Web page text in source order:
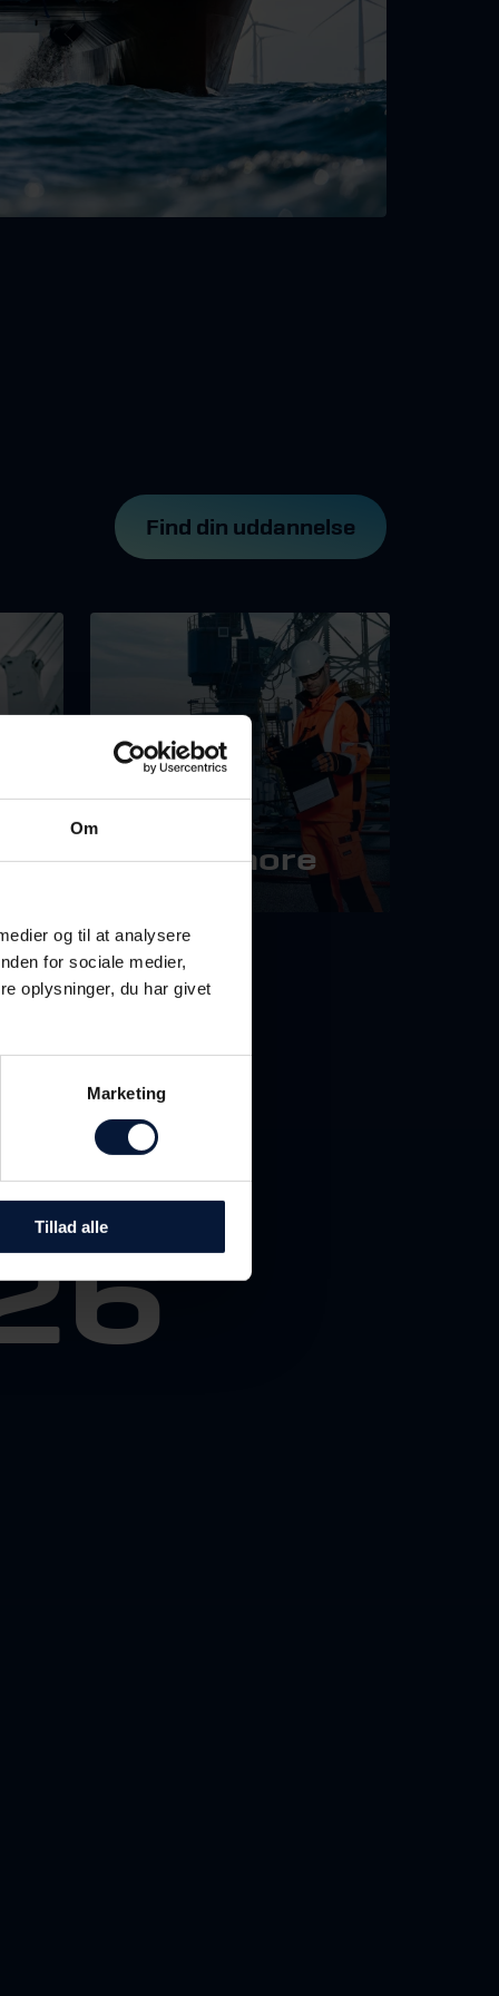
Om
og til at analysere
for sociale medier,
oplysninger, du har givet
Marketing
Tillad alle
Find din uddannelse
Offshore